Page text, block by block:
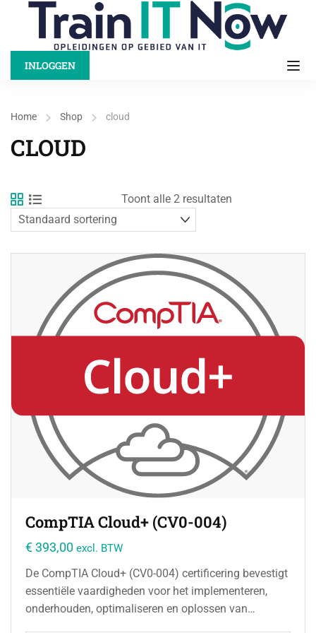
INLOGGEN
Home Shop cloud
CLOUD
Toont alle 2 resultaten
CompTIA Cloud+ (CV0-004)
€393,00 excl. BTW
De CompTIA Cloud+ (CV0-004) certificering bevestigt
essentiële vaardigheden voor het implementeren,
onderhouden, optimaliseren en oplossen van